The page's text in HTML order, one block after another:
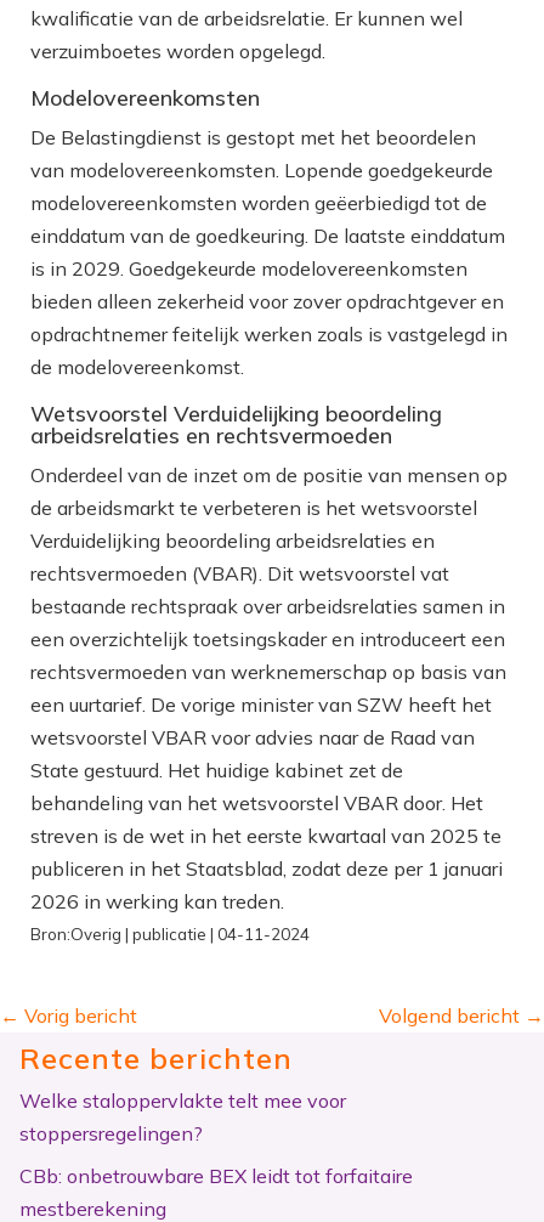
kwalificatie van de arbeidsrelatie. Er kunnen wel
verzuimboetes worden opgelegd.
Modelovereenkomsten
De Belastingdienst is gestopt met het beoordelen
van modelovereenkomsten. Lopende goedgekeurde
modelovereenkomsten worden geëerbiedigd tot de
einddatum van de goedkeuring. De laatste einddatum
is in 2029. Goedgekeurde modelovereenkomsten
bieden alleen zekerheid voor zover opdrachtgever en
opdrachtnemer feitelijk werken zoals is vastgelegd in
de modelovereenkomst.
Wetsvoorstel Verduidelijking beoordeling
arbeidsrelaties en rechtsvermoeden
Onderdeel van de inzet om de positie van mensen op
de arbeidsmarkt te verbeteren is het wetsvoorstel
Verduidelijking beoordeling arbeidsrelaties en
rechtsvermoeden (VBAR). Dit wetsvoorstel vat
bestaande rechtspraak over arbeidsrelaties samen in
een overzichtelijk toetsingskader en introduceert een
rechtsvermoeden van werknemerschap op basis van
een uurtarief. De vorige minister van SZW heeft het
wetsvoorstel VBAR voor advies naar de Raad van
State gestuurd. Het huidige kabinet zet de
behandeling van het wetsvoorstel VBAR door. Het
streven is de wet in het eerste kwartaal van 2025 te
publiceren in het Staatsblad, zodat deze per 1 januari
2026 in werking kan treden.
Bron:Overig | publicatie | 04-11-2024
← Vorig bericht Volgend bericht →
Recente berichten
Welke staloppervlakte telt mee voor
stoppersregelingen?
CBb: onbetrouwbare BEX leidt tot forfaitaire
mestberekening